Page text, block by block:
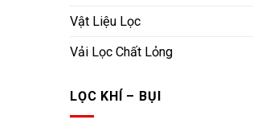
Vật Liệu Lọc
Vải Lọc Chất Lỏng
LỌC KHÍ – BỤI